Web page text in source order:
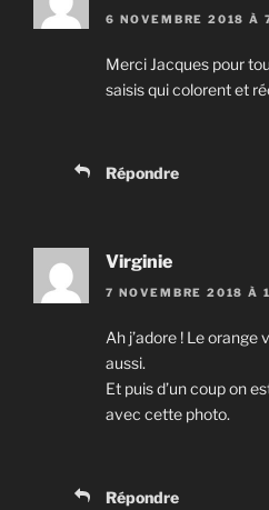
6 NOVEMBRE 2018 À
Merci Jacques pour
saisis qui colorent et
Répondre
Virginie
7 NOVEMBRE 2018 À
Ah j’adore ! Le
aussi.
Et puis d’un coup on
avec cette photo.
Répondre